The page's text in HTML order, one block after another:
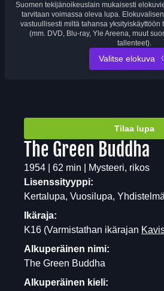
Suomen tekijänoikeuslain mukaisesti
tarvitaan voimassa oleva lupa.
vastuullisesti miltä tahansa yksityiskäyttöön
(mm. DVD, Blu-ray, Yle Areena, muut
tallenteet).
Valitse elokuva
Tilaa lupa
The Green Buddha
1954 | 62 min | Mysteeri, rikos
Lisenssityyppi:
Kertalupa, Vuosilupa,
Ikäraja:
K16 (Varmistathan ikärajan
Alkuperäinen nimi:
The Green Buddha
Alkuperäinen kieli: